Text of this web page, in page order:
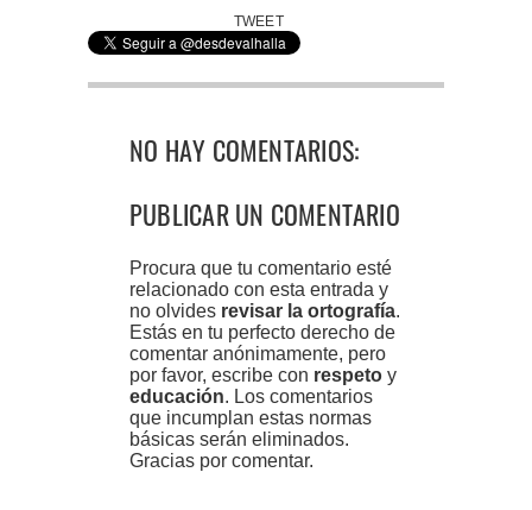
TWEET
NO HAY COMENTARIOS:
PUBLICAR UN COMENTARIO
Procura que tu comentario esté
relacionado con esta entrada y
no olvides revisar la ortografía.
Estás en tu perfecto derecho de
comentar anónimamente, pero
por favor, escribe con respeto y
educación. Los comentarios
que incumplan estas normas
básicas serán eliminados.
Gracias por comentar.